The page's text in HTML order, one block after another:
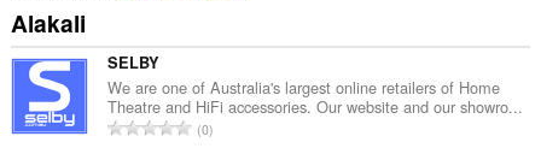
Alakali
SELBY
We are one of Australia's largest online retailers of Home
Theatre and HiFi accessories. Our website and our showro...
T0